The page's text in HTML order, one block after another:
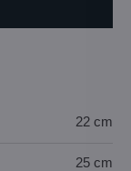
22 cm
25 cm